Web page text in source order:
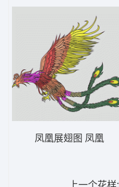
凤凰展翅图 凤凰
上一个花样: